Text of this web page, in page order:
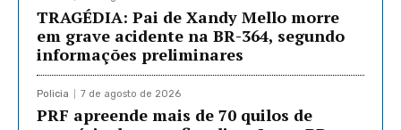
TRAGÉDIA: Pai de Xandy Mello morre
em grave acidente na BR-364, segundo
informações preliminares
Policia 7 de agosto de 2026
PRF apreende mais de 70 quilos de